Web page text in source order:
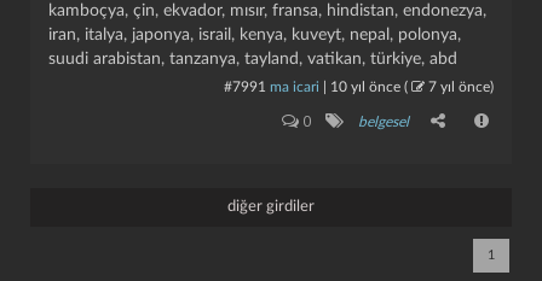
kamboçya, çin, ekvador, mısır, fransa, hindistan, endonezya,
iran, italya, japonya, israil, kenya, kuveyt, nepal, polonya,
suudi arabistan, tanzanya, tayland, vatikan, türkiye, abd
#7991 ma icari 10 yıl önce ( 7 yıl önce)
0 belgesel
diğer girdiler
1